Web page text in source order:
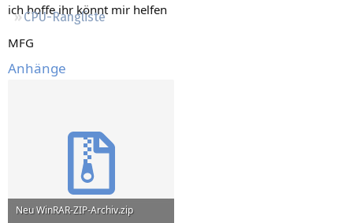
CPU-Rangliste
ich hoffe ihr könnt mir helfen
MFG
Anhänge
Neu WinRAR-ZIP-Archiv.zip